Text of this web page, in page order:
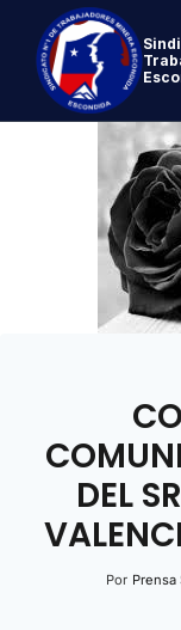
DEL
Por Prensa